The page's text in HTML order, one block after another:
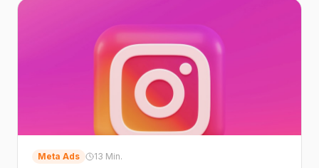
Meta Ads 13 Min.